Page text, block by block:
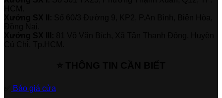
Báo giá cửa